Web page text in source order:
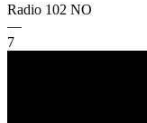
Radio 102 NO
—
7